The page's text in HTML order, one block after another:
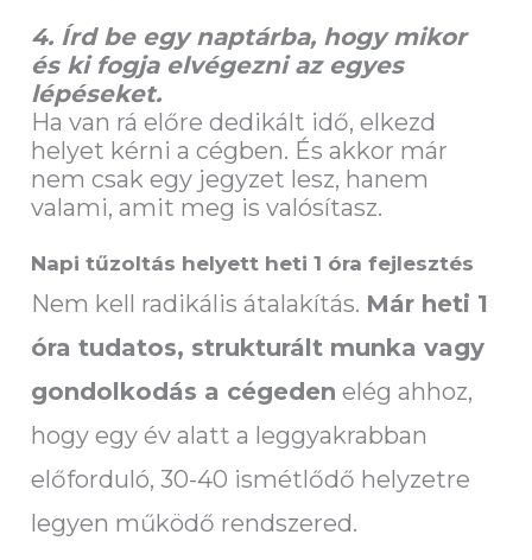
4. Írd be egy naptárba, hogy mikor
és ki fogja elvégezni az egyes
lépéseket.
Ha van rá előre dedikált idő, elkezd
helyet kérni a cégben. És akkor már
nem csak egy jegyzet lesz, hanem
valami, amit meg is valósítasz.
Napi tűzoltás helyett heti 1 óra fejlesztés
Nem kell radikális átalakítás. Már heti 1
óra tudatos, strukturált munka vagy
gondolkodás a cégeden elég ahhoz,
hogy egy év alatt a leggyakrabban
előforduló, 30-40 ismétlődő helyzetre
legyen működő rendszered.